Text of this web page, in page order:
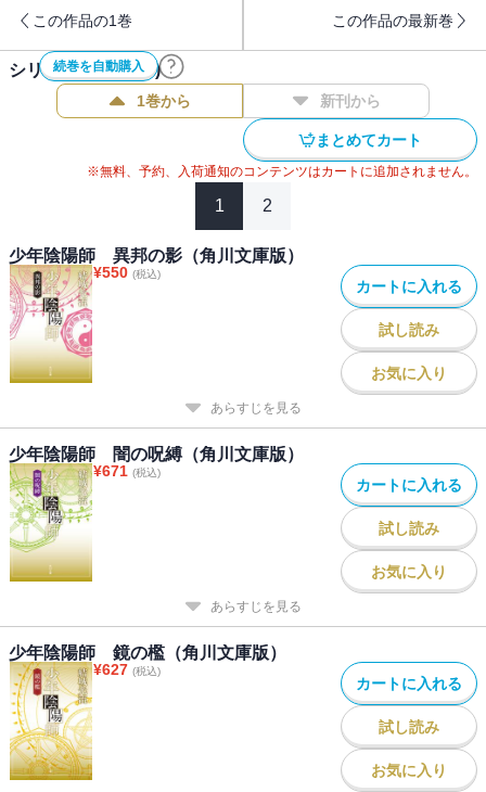
この作品の1巻 この作品の最新巻
続巻を自動購入
シリーズ作品(12件)
1巻から 新刊から
まとめてカート
※無料、予約、入荷通知のコンテンツはカートに追加されません。
1 2
少年陰陽師 異邦の影（角川文庫版）
¥550 (税込)
カートに入れる
試し読み
お気に入り
あらすじを見る
少年陰陽師 闇の呪縛（角川文庫版）
¥671 (税込)
カートに入れる
試し読み
お気に入り
あらすじを見る
少年陰陽師 鏡の檻（角川文庫版）
¥627 (税込)
カートに入れる
試し読み
お気に入り